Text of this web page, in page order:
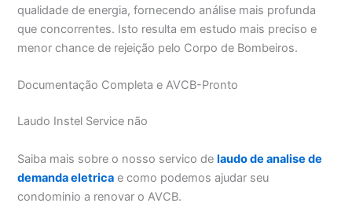
qualidade de energia, fornecendo análise mais profunda
que concorrentes. Isto resulta em estudo mais preciso e
menor chance de rejeição pelo Corpo de Bombeiros.
Documentação Completa e AVCB-Pronto
Laudo Instel Service não
Saiba mais sobre o nosso servico delaudo de analise de
demanda eletrica e como podemos ajudar seu
condominio a renovar o AVCB.